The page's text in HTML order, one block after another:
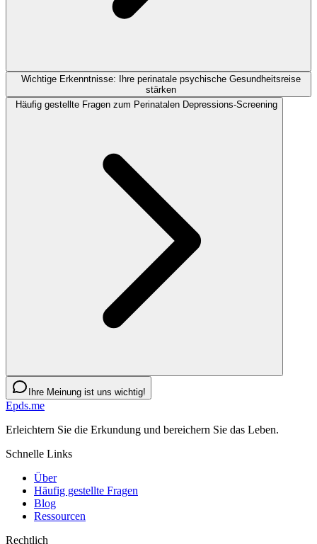
Wichtige Erkenntnisse: Ihre perinatale psychische Gesundheitsreise
stärken
Häufig gestellte Fragen zum Perinatalen Depressions-Screening
Ihre Meinung ist uns wichtig!
Epds.me
Erleichtern Sie die Erkundung und bereichern Sie das Leben.
Schnelle Links
Über
Häufig gestellte Fragen
Blog
Ressourcen
Rechtlich